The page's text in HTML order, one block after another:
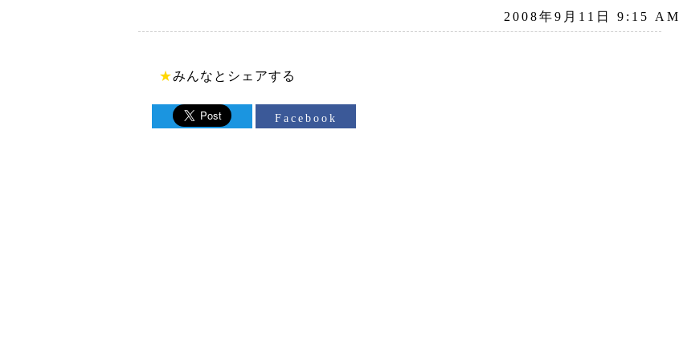
2008年9月11日 9:15 AM
★みんなとシェアする
Facebook